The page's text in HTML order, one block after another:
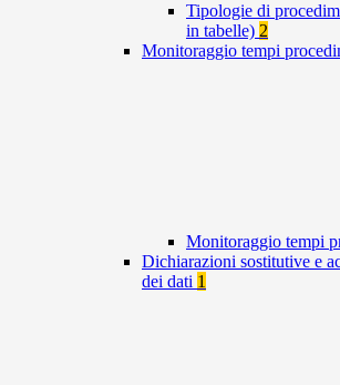
Tipologie di
in tabelle) 2
Monitoraggio tempi
Monitoraggio tempi
Dichiarazioni sostitutive e
dei dati 1